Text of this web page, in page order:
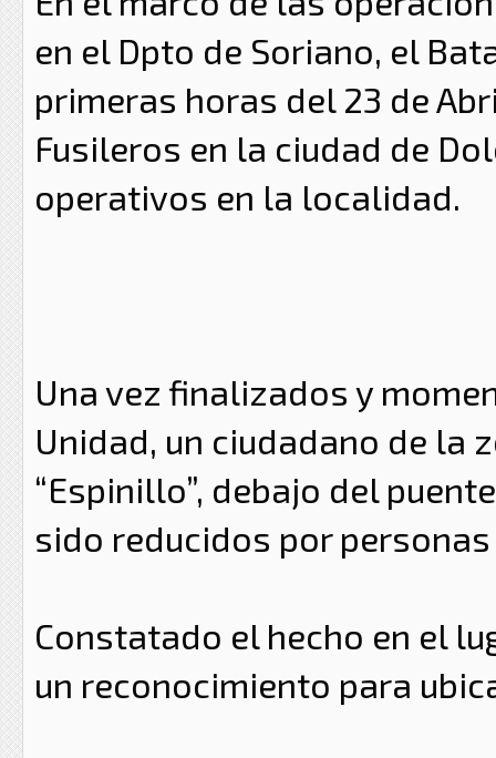
en el Dpto de Soriano, el
primeras horas del 23 de
Fusileros en la ciudad de
operativos en la localidad.
Una vez finalizados y
Unidad, un ciudadano de la
“Espinillo”, debajo del
sido reducidos por
Constatado el hecho en el
un reconocimiento para